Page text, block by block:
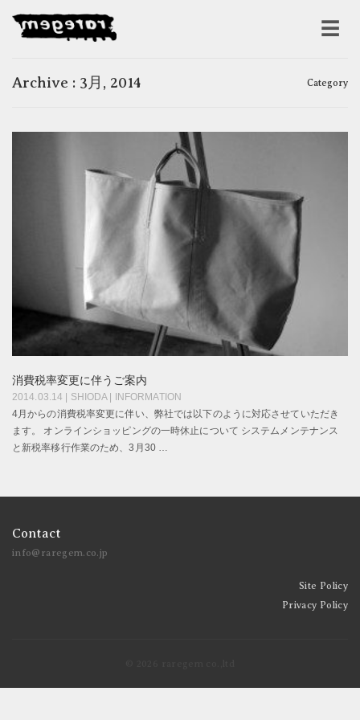
Archive : 3月, 2014 Category
消費税率変更に伴うご案内
2014.03.14 | SHIODA| INFORMATION
4月からの消費税率変更に伴い、弊社では以下のように対応させていただき
ます。 オンラインショッピングの一時休止について システムメンテナンス
と新税率移行作業のため、3月30 …
Contact
info@raregem.co.jp
Site Policy
Privacy Policy